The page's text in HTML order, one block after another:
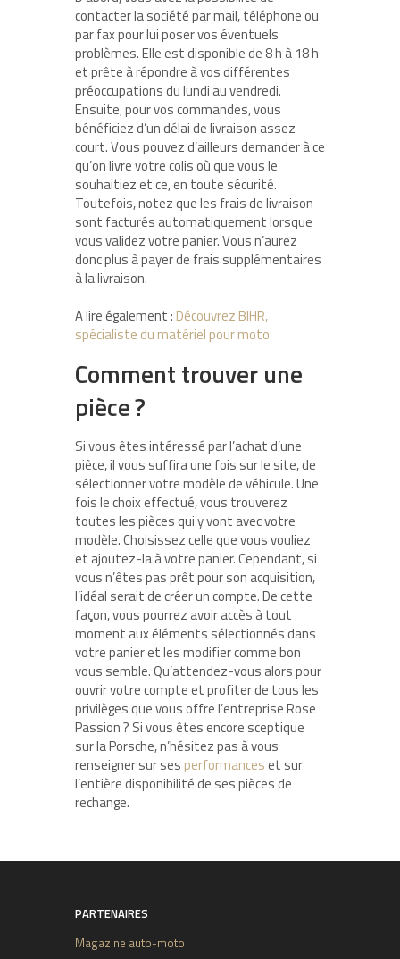
contacter la société par mail, téléphone ou
par fax pour lui poser vos éventuels
problèmes. Elle est disponible de 8 h à 18 h
et prête à répondre à vos différentes
préoccupations du lundi au vendredi.
Ensuite, pour vos commandes, vous
bénéficiez d’un délai de livraison assez
court. Vous pouvez d’ailleurs demander à ce
qu’on livre votre colis où que vous le
souhaitiez et ce, en toute sécurité.
Toutefois, notez que les frais de livraison
sont facturés automatiquement lorsque
vous validez votre panier. Vous n’aurez
donc plus à payer de frais supplémentaires
à la livraison.
A lire également : Découvrez BIHR,
spécialiste du matériel pour moto
Comment trouver une
pièce ?
Si vous êtes intéressé par l’achat d’une
pièce, il vous suffira une fois sur le site, de
sélectionner votre modèle de véhicule. Une
fois le choix effectué, vous trouverez
toutes les pièces qui y vont avec votre
modèle. Choisissez celle que vous vouliez
et ajoutez-la à votre panier. Cependant, si
vous n’êtes pas prêt pour son acquisition,
l’idéal serait de créer un compte. De cette
façon, vous pourrez avoir accès à tout
moment aux éléments sélectionnés dans
votre panier et les modifier comme bon
vous semble. Qu’attendez-vous alors pour
ouvrir votre compte et profiter de tous les
privilèges que vous offre l’entreprise Rose
Passion ? Si vous êtes encore sceptique
sur la Porsche, n’hésitez pas à vous
renseigner sur ses performanceset sur
l’entière disponibilité de ses pièces de
rechange.
PARTENAIRES
Magazine auto-moto